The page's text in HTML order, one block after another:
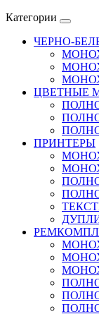
Категории
ЧЕРНО-
ЦВЕТНЫЕ
ПРИНТЕРЫ